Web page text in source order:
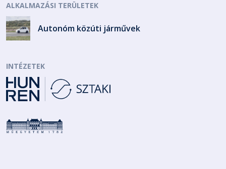
ALKALMAZÁSI TERÜLETEK
Autonóm közúti járművek
INTÉZETEK